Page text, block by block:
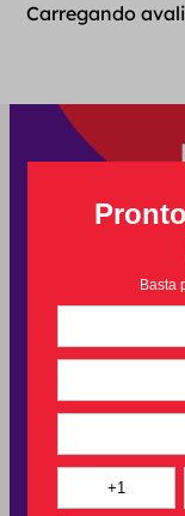
Carregando